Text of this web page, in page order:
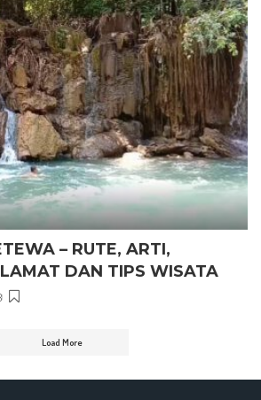
– RUTE, ARTI,
DAN TIPS WISATA
Load More